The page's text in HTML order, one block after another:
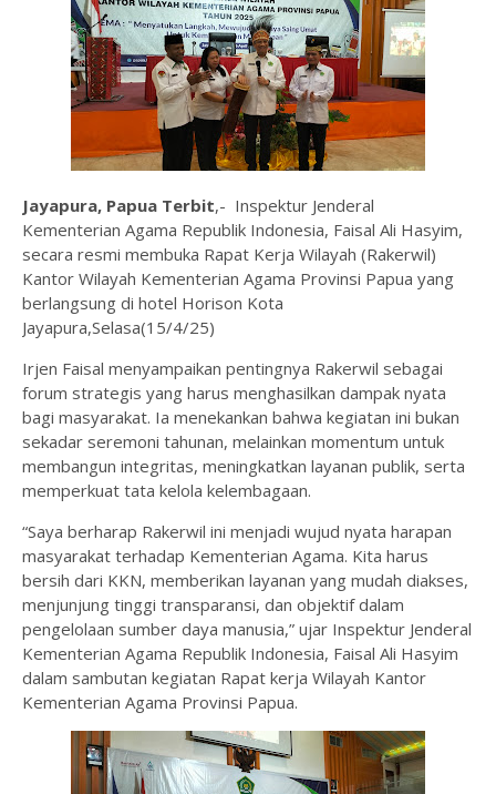
Jayapura, Papua Terbit,- Inspektur Jenderal
Kementerian Agama Republik Indonesia, Faisal Ali Hasyim,
secara resmi membuka Rapat Kerja Wilayah (Rakerwil)
Kantor Wilayah Kementerian Agama Provinsi Papua yang
berlangsung di hotel Horison Kota
Jayapura,Selasa(15/4/25)
Irjen Faisal menyampaikan pentingnya Rakerwil sebagai
forum strategis yang harus menghasilkan dampak nyata
bagi masyarakat. Ia menekankan bahwa kegiatan ini bukan
sekadar seremoni tahunan, melainkan momentum untuk
membangun integritas, meningkatkan layanan publik, serta
memperkuat tata kelola kelembagaan.
“Saya berharap Rakerwil ini menjadi wujud nyata harapan
masyarakat terhadap Kementerian Agama. Kita harus
bersih dari KKN, memberikan layanan yang mudah diakses,
menjunjung tinggi transparansi, dan objektif dalam
pengelolaan sumber daya manusia,” ujar Inspektur Jenderal
Kementerian Agama Republik Indonesia, Faisal Ali Hasyim
dalam sambutan kegiatan Rapat kerja Wilayah Kantor
Kementerian Agama Provinsi Papua.